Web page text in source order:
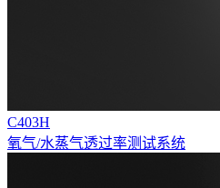
C403H
氧气/水蒸气透过率测试系统